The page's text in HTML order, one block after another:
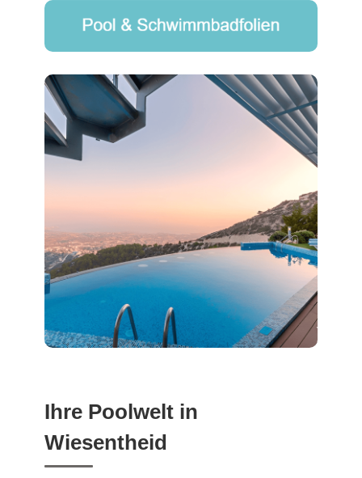
Ihre Poolwelt in
Wiesentheid